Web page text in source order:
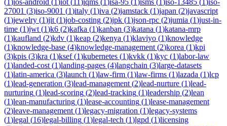
27001 (3)iso-9001 (1)italy (1)iva (2)jamstack (1)japan (2)javascript
(1)jewelry (1)jit (1)job-costing (2)jpk (1)json-rpc (2)jumia (1)just-in-
time (1)jwt (1)k6 (2)kafka (1)kanban (3)katana (1)katana-mrp
(1)kaufland (2)kdv (1)keap (2)kenya (1)klaviyo (1)knowledge
(1)knowledge-base (4)knowledge-management (2)korea (1)kpi
(3)kpis (3)kra (1)ksef(1)kubernetes (1)kvkk (1)kyc (1)labor-law
(1)landed-cost (1)landing-pages (4)langchain (3)large-datasets
(1)latin-america (3)launch (1)law-firm (1)law-firms (1)lazada (1)lcp
(1)lead-generation (3)lead-management (2)lead-nurture (1)lead-
nurturing (1)lead-scoring (2)lead-tracking (1)leadership (2)lean
(1)lean-manufacturing (1)lease-accounting (1)lease-management
(2)leave-management (1)legacy-migration (1)legacy-systems
(1)legal (16)legal-billing (1)legal-tech (1)lgpd (1)licensing